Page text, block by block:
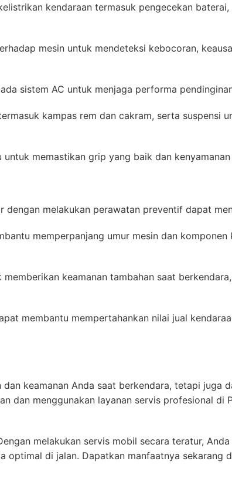
kendaraan termasuk pengecekan
mesin untuk mendeteksi kebocoran,
sistem AC untuk menjaga performa
kampas rem dan cakram, serta
memastikan grip yang baik dan
dengan melakukan perawatan preventif dapat
memperpanjang umur mesin dan
keamanan tambahan saat
membantu mempertahankan nilai jual
keamanan Anda saat berkendara, tetapi juga
dan menggunakan layanan servis profesional di
melakukan servis mobil secara teratur,
di jalan. Dapatkan manfaatnya sekarang